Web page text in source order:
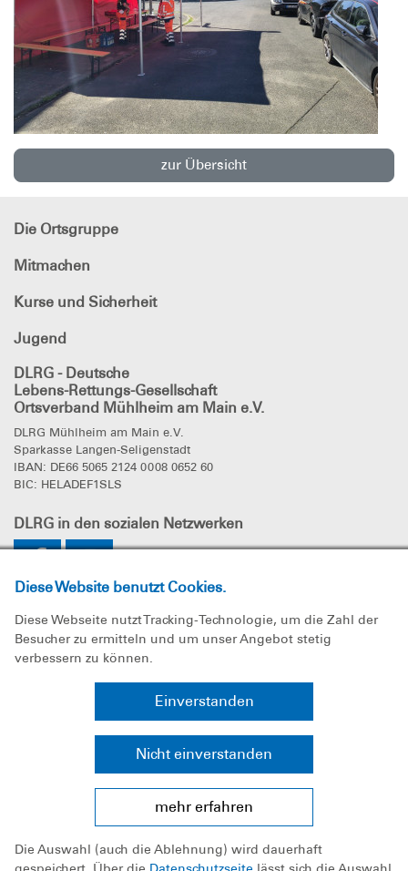
zur Übersicht
Diese Website benutzt Cookies.
Diese Webseite nutzt Tracking-Technologie, um die Zahl der
Besucher zu ermitteln und um unser Angebot stetig
verbessern zu können.
Einverstanden
Nicht einverstanden
mehr erfahren
Die Auswahl (auch die Ablehnung) wird dauerhaft
Die Ortsgruppe
Mitmachen
Kurse und Sicherheit
Jugend
DLRG - Deutsche
Lebens-Rettungs-Gesellschaft
Ortsverband Mühlheim am Main e.V.
DLRG Mühlheim am Main e.V.
Sparkasse Langen-Seligenstadt
IBAN: DE66 5065 2124 0008 0652 60
BIC: HELADEF1SLS
DLRG in den sozialen Netzwerken
Landesverband Hessen e.V.